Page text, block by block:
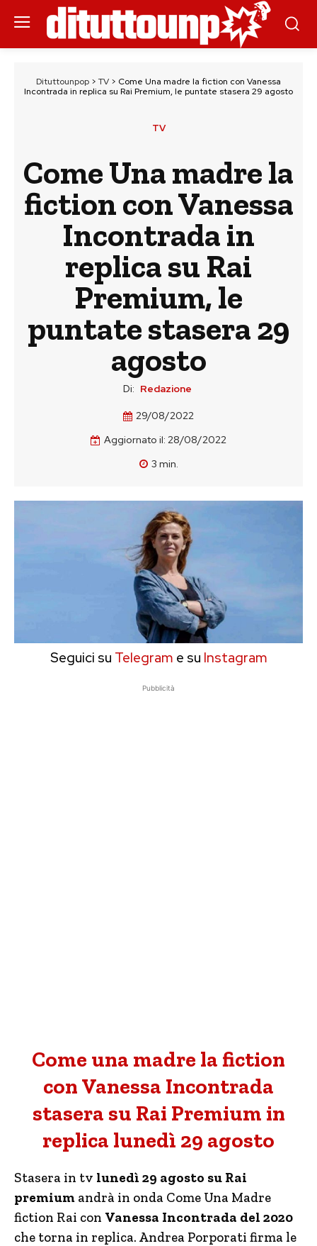
Dituttounpop > TV > Come Una madre la fiction con Vanessa
Incontrada in replica su Rai Premium, le puntate stasera 29 agosto
TV
Come Una madre la
fiction con Vanessa
Incontrada in
replica su Rai
Premium, le
puntate stasera 29
agosto
Di: Redazione
29/08/2022
Aggiornato il: 28/08/2022
3 min.
Seguici su Telegram e su Instagram
Pubblicità
Come una madre la fiction
con Vanessa Incontrada
stasera su Rai Premium in
replica lunedì 29 agosto
Stasera in tv lunedì 29 agosto su Rai
premium andrà in onda Come Una Madre
fiction Rai con Vanessa Incontrada del 2020
che torna in replica. Andrea Porporati firma le